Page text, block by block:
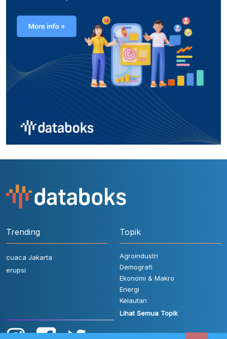
Trending
cuaca Jakarta
erupsi
Topik
Agroindustri
Demografi
Ekonomi & Makro
Energi
Kelautan
Lihat Semua Topik